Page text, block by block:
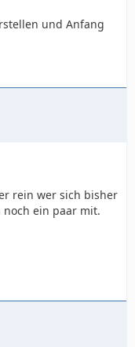
und Anfang
rein wer sich bisher
ein paar mit.